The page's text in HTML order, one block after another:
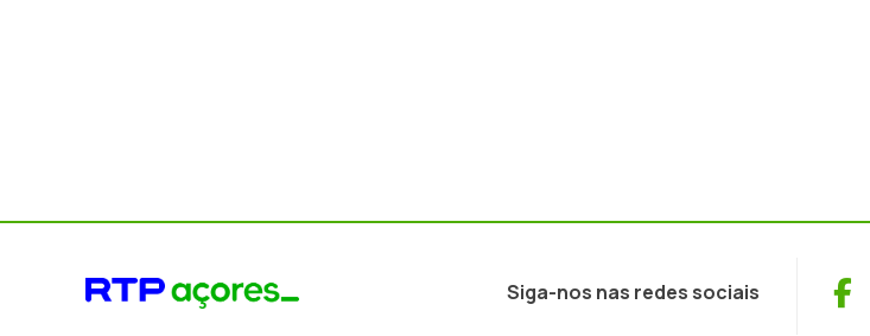
Siga-nos nas redes sociais